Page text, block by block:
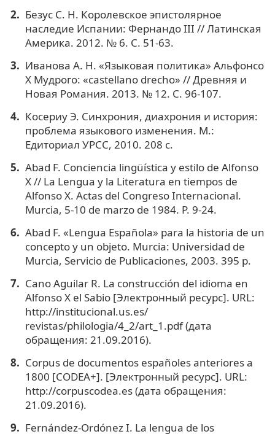
Безус С. Н. Королевское эпистолярное
наследие Испании: Фернандо III // Латинская
Америка. 2012. № 6. С. 51-63.
Иванова А. Н. «Языковая политика» Альфонсо
X Мудрого: «castellanо drecho» // Древняя и
Новая Романия. 2013. № 12. С. 96-107.
Косериу Э. Синхрония, диахрония и история:
проблема языкового изменения. М.:
Едиториал УРСС, 2010. 208 с.
Abad F. Conciencia lingüística y estilo de Alfonso
X // La Lengua y la Literatura en tiempos de
Alfonso X. Actas del Congreso Internacional.
Murcia, 5-10 de marzo de 1984. Р. 9-24.
Abad F. «Lengua Española» para la historia de un
concepto y un objeto. Murcia: Universidad de
Murcia, Servicio de Publicaciones, 2003. 395 p.
Cano Aguilar R. La construcción del idioma en
Alfonso X el Sabio [Электронный ресурс]. URL:
http://institucional.us.es/
revistas/philologia/4_2/art_1.pdf (дата
обращения: 21.09.2016).
Corpus de documentos españoles anteriores a
1800 [CODEA+]. [Электронный ресурс]. URL:
http://corpuscodea.es (дата обращения:
21.09.2016).
Fernández-Ordónez I. La lengua de los